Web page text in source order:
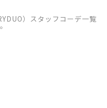
）スタッフコーデ一覧